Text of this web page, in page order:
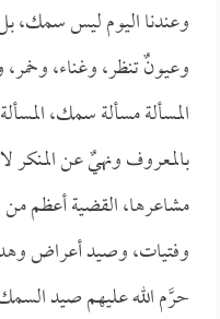
وعندنا اليوم ليس سمك،
وعيونٌ تنظر، وغناء،
المسألة مسألة سمك،
بالمعروف ونهيٌ عن المنكر
مشاعرها، القضية أعظم
وفتيات، وصيد أعراض
حرَّم الله عليهم صيد